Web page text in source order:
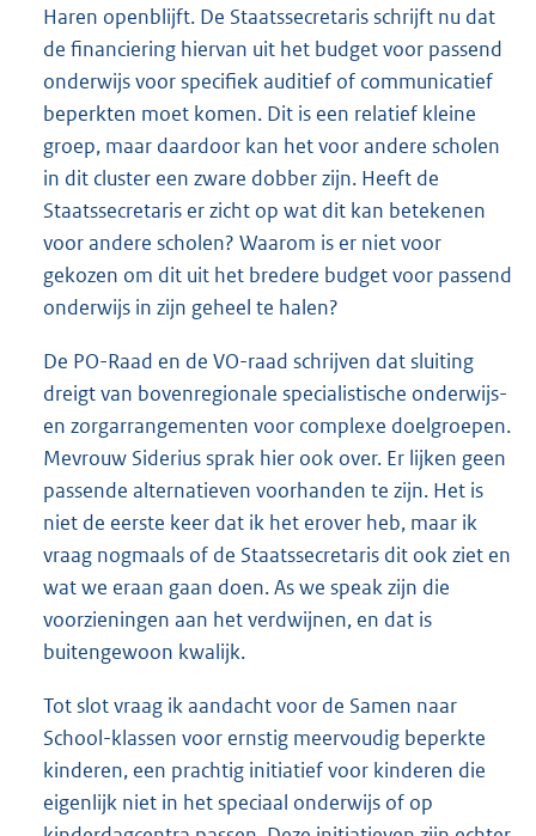
Haren openblijft. De Staatssecretaris schrijft nu dat
de financiering hiervan uit het budget voor passend
onderwijs voor specifiek auditief of communicatief
beperkten moet komen. Dit is een relatief kleine
groep, maar daardoor kan het voor andere scholen
in dit cluster een zware dobber zijn. Heeft de
Staatssecretaris er zicht op wat dit kan betekenen
voor andere scholen? Waarom is er niet voor
gekozen om dit uit het bredere budget voor passend
onderwijs in zijn geheel te halen?
De PO-Raad en de VO-raad schrijven dat sluiting
dreigt van bovenregionale specialistische onderwijs-
en zorgarrangementen voor complexe doelgroepen.
Mevrouw Siderius sprak hier ook over. Er lijken geen
passende alternatieven voorhanden te zijn. Het is
niet de eerste keer dat ik het erover heb, maar ik
vraag nogmaals of de Staatssecretaris dit ook ziet en
wat we eraan gaan doen. As we speak zijn die
voorzieningen aan het verdwijnen, en dat is
buitengewoon kwalijk.
Tot slot vraag ik aandacht voor de Samen naar
School-klassen voor ernstig meervoudig beperkte
kinderen, een prachtig initiatief voor kinderen die
eigenlijk niet in het speciaal onderwijs of op